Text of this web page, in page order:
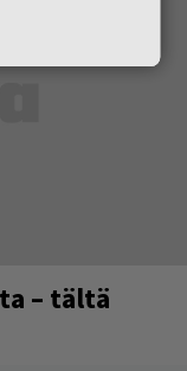
– tältä